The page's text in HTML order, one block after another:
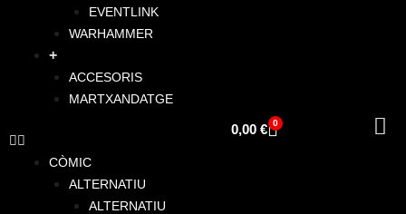
EVENTLINK
WARHAMMER
+
ACCESORIS
MARTXANDATGE
CÒMIC
ALTERNATIU
ALTERNATIU
0,00 € 0
Cistella